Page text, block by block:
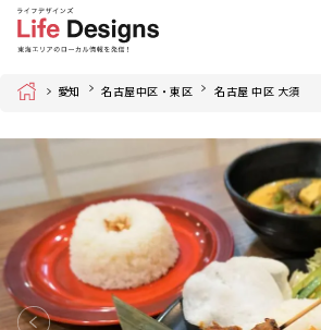
Home 愛知 名古屋中区・東区 名古屋 中区 大須